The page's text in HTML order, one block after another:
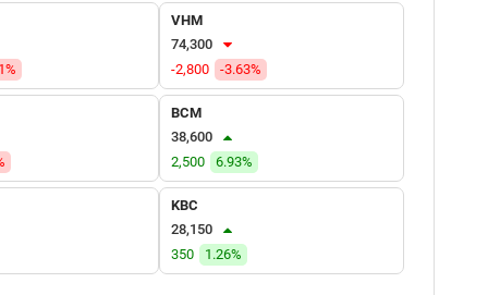
Tự doanh mua
VHM
74,300
-2,800
-3.63%
BCM
38,600
2,500
6.93%
KBC
28,150
350
1.26%